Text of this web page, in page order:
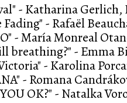
- Katharina
Fading" - Rafaël
- María Monreal
breathing?" - Emma
- Karolina
- Romana
OK?" - Natalka